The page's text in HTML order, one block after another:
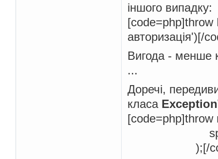
іншого випадку:
[code=php]throw
авторизація')[/
Вигода - менше
...
Доречі,
класа
[code=php]throw
);[/